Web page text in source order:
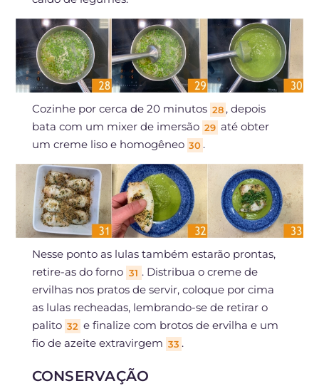
Cozinhe por cerca de 20 minutos 28 , depois
bata com um mixer de imersão 29 até obter
um creme liso e homogêneo 30 .
Nesse ponto as lulas também estarão prontas,
retire-as do forno 31 . Distribua o creme de
ervilhas nos pratos de servir, coloque por cima
as lulas recheadas, lembrando-se de retirar o
palito 32 e finalize com brotos de ervilha e um
fio de azeite extravirgem 33 .
CONSERVAÇÃO